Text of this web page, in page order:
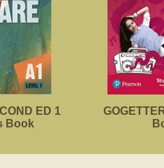
ED 1
Book